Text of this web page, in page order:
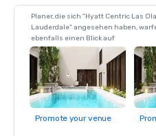
Planer, die sich "Hyatt Centric Las
Lauderdale" angesehen haben,
ebenfalls einen Blick auf
Promote your venue